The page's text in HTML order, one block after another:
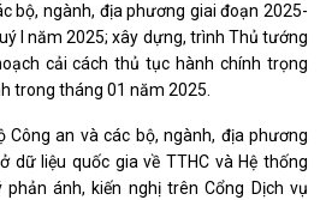
bộ, ngành, địa phương giai đoạn 2025-
I năm 2025; xây dựng, trình Thủ tướng
cải cách thủ tục hành chính trọng
trong tháng 01 năm 2025.
Công an và các bộ, ngành, địa phương
dữ liệu quốc gia về TTHC và Hệ thống
ánh, kiến nghị trên Cổng Dịch vụ